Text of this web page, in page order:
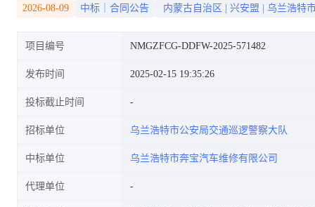
2026-08-09 中标｜合同公告 内蒙古自治区 兴安盟 乌兰浩特
项目编号 NMGZFCG-DDFW-2025-571482
发布时间 2025-02-15 19:35:26
投标截止时间
招标单位 乌兰浩特市公安局交通巡逻警察大队
中标单位 乌兰浩特市奔宝汽车维修有限公司
代理单位